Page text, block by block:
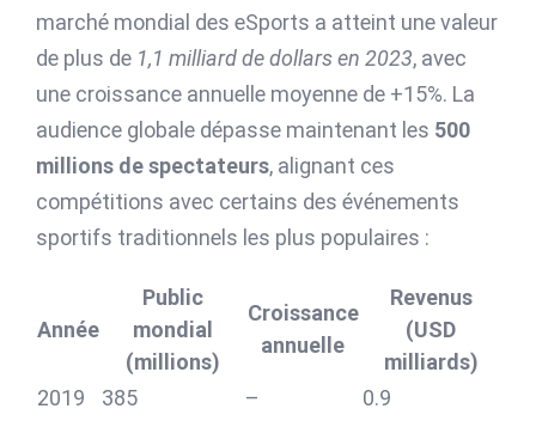
marché mondial des eSports a atteint une valeur
de plus de 1,1 milliard de dollars en 2023, avec
une croissance annuelle moyenne de +15%. La
audience globale dépasse maintenant les 500
millions de spectateurs, alignant ces
compétitions avec certains des événements
sportifs traditionnels les plus populaires :
Année
Public
mondial
(millions)
Croissance
annuelle
Revenus
(USD
milliards)
2019
385 –
0.9